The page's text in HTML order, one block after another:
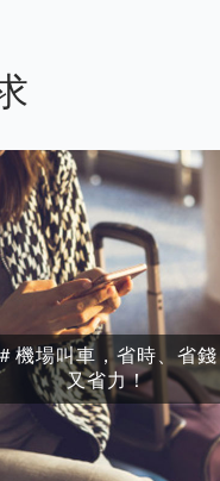
＃機場叫車，省時、省錢
又省力！